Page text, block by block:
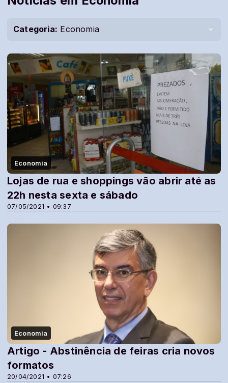
Categoria: Economia
Economia
07/05/2021 • 09:37
Lojas de rua e shoppings vão abrir até as
22h nesta sexta e sábado
Economia
20/04/2021 • 07:26
Artigo - Abstinência de feiras cria novos
formatos